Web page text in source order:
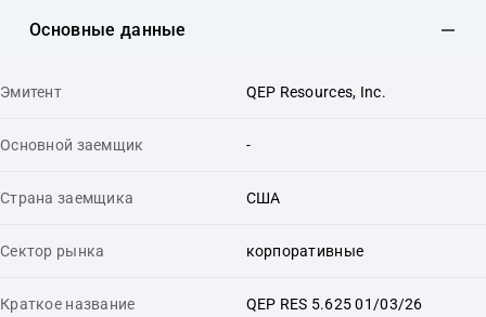
Основные данные
Эмитент QEP Resources, Inc.
Основной заемщик -
Страна заемщика США
Сектор рынка корпоративные
Краткое название QEP RES 5.625 01/03/26